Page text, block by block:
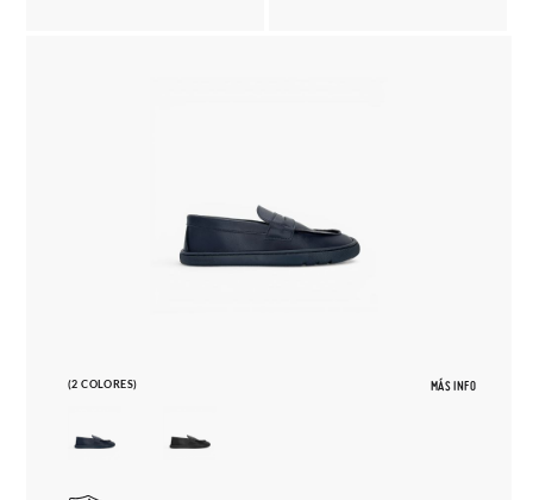
(2 COLORES) MÁS INFO